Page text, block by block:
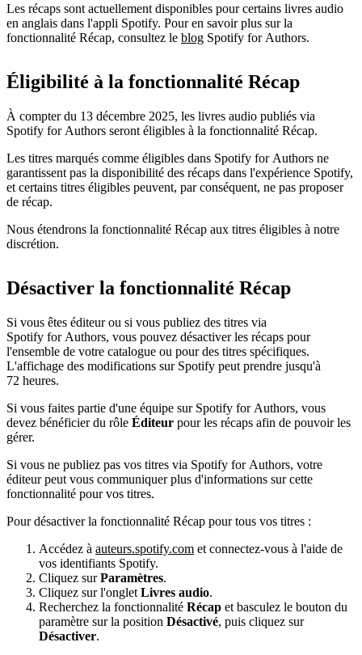
Les récaps sont actuellement disponibles pour certains livres audio
en anglais dans l'appli Spotify. Pour en savoir plus sur la
fonctionnalité Récap, consultez le blog Spotify for Authors.
Éligibilité à la fonctionnalité Récap
À compter du 13 décembre 2025, les livres audio publiés via
Spotify for Authors seront éligibles à la fonctionnalité Récap.
Les titres marqués comme éligibles dans Spotify for Authors ne
garantissent pas la disponibilité des récaps dans l'expérience Spotify,
et certains titres éligibles peuvent, par conséquent, ne pas proposer
de récap.
Nous étendrons la fonctionnalité Récap aux titres éligibles à notre
discrétion.
Désactiver la fonctionnalité Récap
Si vous êtes éditeur ou si vous publiez des titres via
Spotify for Authors, vous pouvez désactiver les récaps pour
l'ensemble de votre catalogue ou pour des titres spécifiques.
L'affichage des modifications sur Spotify peut prendre jusqu'à
72 heures.
Si vous faites partie d'une équipe sur Spotify for Authors, vous
devez bénéficier du rôle Éditeur pour les récaps afin de pouvoir les
gérer.
Si vous ne publiez pas vos titres via Spotify for Authors, votre
éditeur peut vous communiquer plus d'informations sur cette
fonctionnalité pour vos titres.
Pour désactiver la fonctionnalité Récap pour tous vos titres :
Accédez à auteurs.spotify.com et connectez-vous à l'aide de
vos identifiants Spotify.
Cliquez surParamètres.
Cliquez sur l'onglet Livres audio.
Recherchez la fonctionnalité Récap et basculez le bouton du
paramètre sur la position Désactivé, puis cliquez sur
Désactiver.